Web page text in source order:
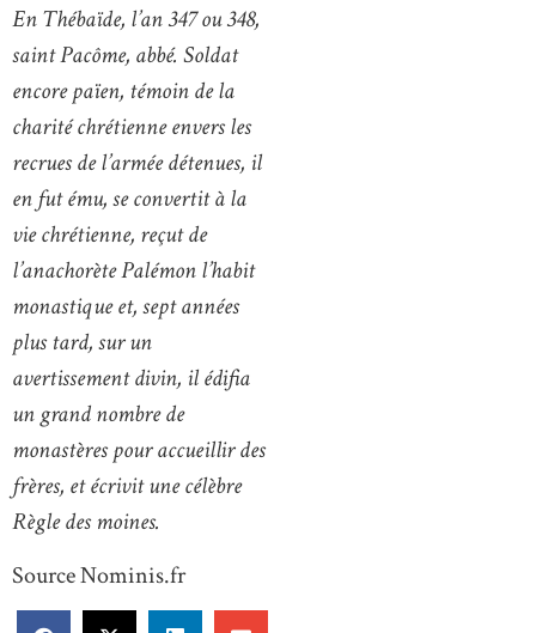
En Thébaïde, l’an 347 ou 348,
saint Pacôme, abbé. Soldat
encore païen, témoin de la
charité chrétienne envers les
recrues de l’armée détenues, il
en fut ému, se convertit à la
vie chrétienne, reçut de
l’anachorète Palémon l’habit
monastique et, sept années
plus tard, sur un
avertissement divin, il édifia
un grand nombre de
monastères pour accueillir des
frères, et écrivit une célèbre
Règle des moines.
Source Nominis.fr